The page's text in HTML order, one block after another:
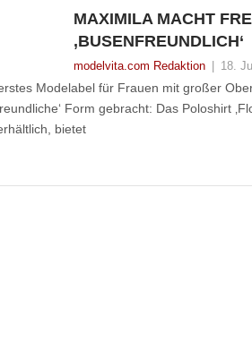
MAXIMILA MACHT
‚BUSENFREUNDLICH‘
modelvita.com Redaktion 18.
Modelabel für Frauen mit großer
Form gebracht: Das Poloshirt
bietet